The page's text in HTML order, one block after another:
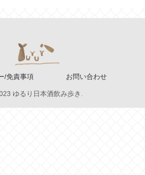
/免責事項 お問い合わせ
ゆるり日本酒飲み歩き.